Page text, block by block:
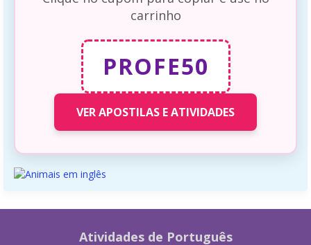
carrinho
PROFE50
VER APOSTILAS E ATIVIDADES
Atividades de Português